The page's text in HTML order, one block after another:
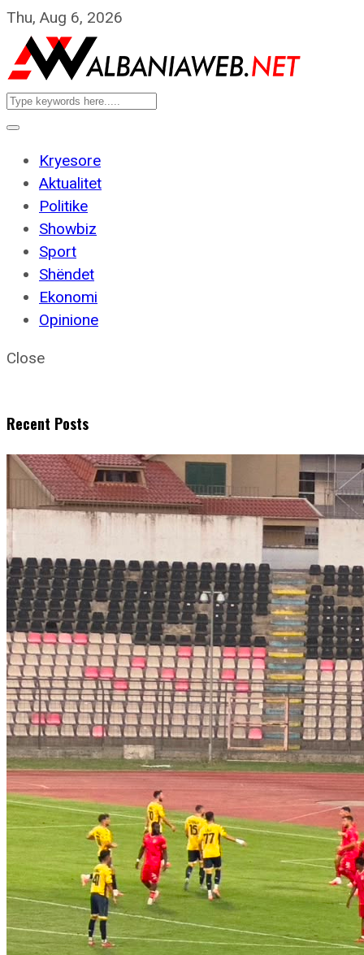
Thu, Aug 6, 2026
Kryesore
Aktualitet
Politike
Showbiz
Sport
Shëndet
Ekonomi
Opinione
Close
Recent Posts